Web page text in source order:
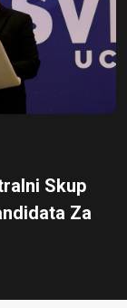
Skup
Za